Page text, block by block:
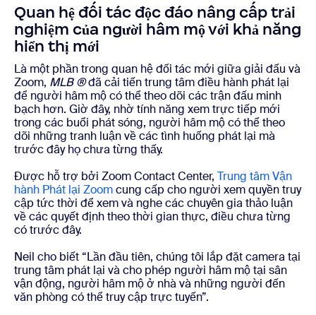
Quan hệ đối tác độc đáo nâng cấp trải
nghiệm của người hâm mộ với khả năng
hiển thị mới
Là một phần trong quan hệ đối tác mới giữa giải đấu và
Zoom, MLB ®đã cải tiến trung tâm điều hành phát lại
để người hâm mộ có thể theo dõi các trận đấu minh
bạch hơn. Giờ đây, nhờ tính năng xem trực tiếp mới
trong các buổi phát sóng, người hâm mộ có thể theo
dõi những tranh luận về các tình huống phát lại mà
trước đây họ chưa từng thấy.
Được hỗ trợ bởi Zoom Contact Center, Trung tâm Vận
hành Phát lại Zoomcung cấp cho người xem quyền truy
cập tức thời để xem và nghe các chuyên gia thảo luận
về các quyết định theo thời gian thực, điều chưa từng
có trước đây.
Neil cho biết “Lần đầu tiên, chúng tôi lắp đặt camera tại
trung tâm phát lại và cho phép người hâm mộ tại sân
vận động, người hâm mộ ở nhà và những người đến
văn phòng có thể truy cập trực tuyến”.